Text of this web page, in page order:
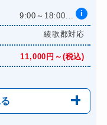
9:00～18:00... i
綾歌郡対応
11,000円～(税込)